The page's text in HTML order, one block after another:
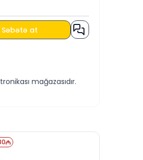
Səbətə at
mağazasıdır.
bilərsiniz.